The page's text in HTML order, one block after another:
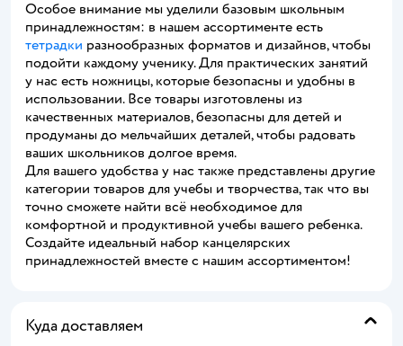
Особое внимание мы уделили базовым школьным
принадлежностям: в нашем ассортименте есть
тетрадки разнообразных форматов и дизайнов, чтобы
подойти каждому ученику. Для практических занятий
у нас есть ножницы, которые безопасны и удобны в
использовании. Все товары изготовлены из
качественных материалов, безопасны для детей и
продуманы до мельчайших деталей, чтобы радовать
ваших школьников долгое время.
Для вашего удобства у нас также представлены другие
категории товаров для учебы и творчества, так что вы
точно сможете найти всё необходимое для
комфортной и продуктивной учебы вашего ребенка.
Создайте идеальный набор канцелярских
принадлежностей вместе с нашим ассортиментом!
Куда доставляем